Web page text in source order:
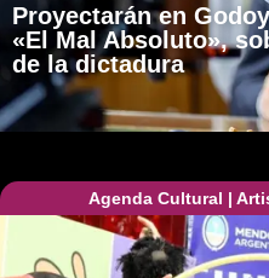
Proyectarán en
«El Mal Absoluto»,
de la dictadura
Agenda Cultural |